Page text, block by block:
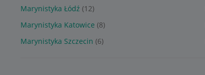
Marynistyka Łódź (12)
Marynistyka Katowice (8)
Marynistyka Szczecin (6)